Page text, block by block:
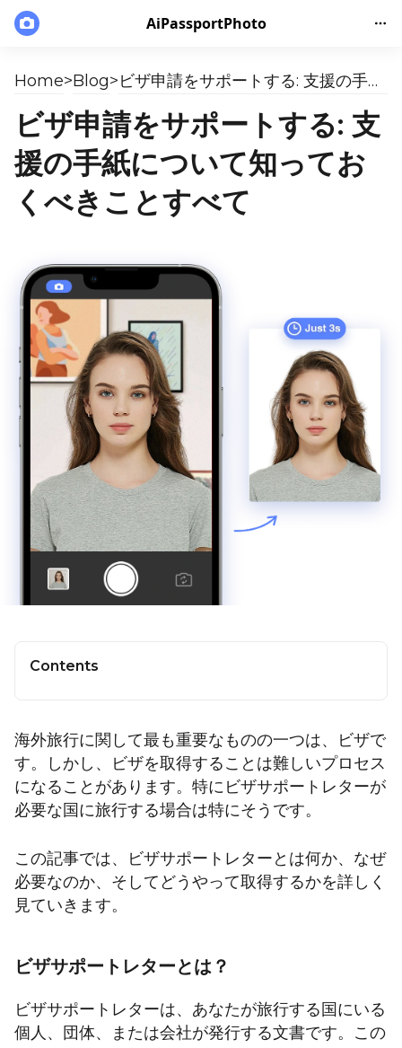
AiPassportPhoto
Home>Blog> ビザ申請をサポートする: 支援の手紙について知っておくべきことすべて
ビザ申請をサポートする: 支
援の手紙について知ってお
くべきことすべて
Contents
海外旅行に関して最も重要なものの一つは、ビザで
す。しかし、ビザを取得することは難しいプロセス
になることがあります。特にビザサポートレターが
必要な国に旅行する場合は特にそうです。
この記事では、ビザサポートレターとは何か、なぜ
必要なのか、そしてどうやって取得するかを詳しく
見ていきます。
ビザサポートレターとは？
ビザサポートレターは、あなたが旅行する国にいる
個人、団体、または会社が発行する文書です。この